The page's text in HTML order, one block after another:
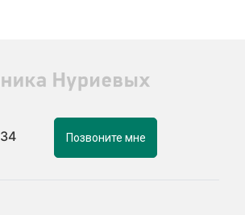
Позвоните мне